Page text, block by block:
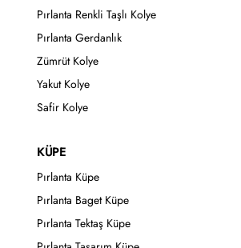
Pırlanta Renkli Taşlı Kolye
Pırlanta Gerdanlık
Zümrüt Kolye
Yakut Kolye
Safir Kolye
KÜPE
Pırlanta Küpe
Pırlanta Baget Küpe
Pırlanta Tektaş Küpe